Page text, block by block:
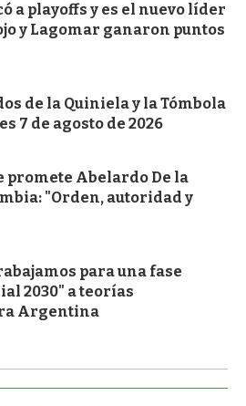
a playoffs y es el nuevo líder
y Lagomar ganaron puntos
de la Quiniela y la Tómbola
7 de agosto de 2026
promete Abelardo De la
"Orden, autoridad y
para una fase
2030" a teorías
Argentina